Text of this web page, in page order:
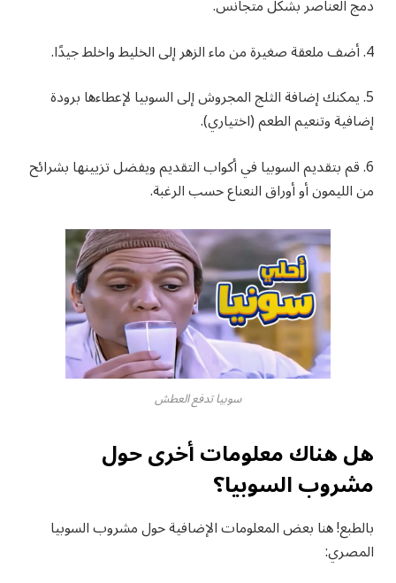
دمج العناصر بشكل متجانس.
4. أضف ملعقة صغيرة من ماء الزهر إلى الخليط واخلط جيدًا.
5. يمكنك إضافة الثلج المجروش إلى السوبيا لإعطاءها برودة
إضافية وتنعيم الطعم (اختياري).
6. قم بتقديم السوبيا في أكواب التقديم ويفضل تزيينها بشرائح
من الليمون أو أوراق النعناع حسب الرغبة.
سوبيا تدفع العطش
هلهناكمعلوماتأخرىحول
مشروبالسوبيا؟
بالطبع!هنابعضالمعلوماتالإضافيةحولمشروبالسوبيا
المصري: